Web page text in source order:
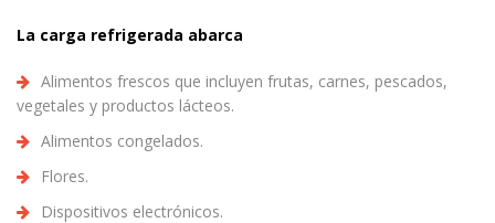
La carga refrigerada abarca
Alimentos frescos que incluyen frutas, carnes, pescados,
vegetales y productos lácteos.
Alimentos congelados.
Flores.
Dispositivos electrónicos.